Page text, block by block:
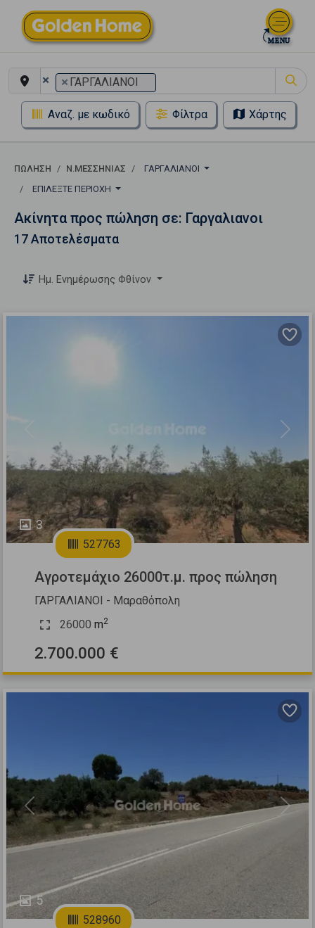
× × ΓΑΡΓΑΛΙΑΝΟΙ
Αναζ. με κωδικό Φίλτρα Χάρτης
ΠΏΛΗΣΗ Ν.ΜΕΣΣΗΝΙΑΣ
ΓΑΡΓΑΛΙΑΝΟΙ
ΕΠΙΛΈΞΤΕ ΠΕΡΙΟΧΉ
Ακίνητα προς πώληση σε: Γαργαλιανοι
17 Αποτελέσματα
Ημ. Ενημέρωσης Φθίνον
3
Next
527763
Αγροτεμάχιο 26000τ.μ. προς πώληση
ΓΑΡΓΑΛΙΑΝΟΙ - Μαραθόπολη
26000 m2
2.700.000 €
5
Previous Next
528960